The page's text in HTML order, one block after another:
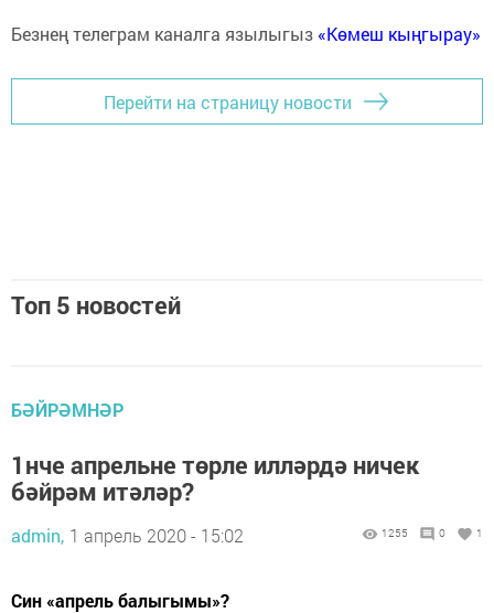
Безнең телеграм каналга язылыгыз «Көмеш кыңгырау»
Перейти на страницу новости
Топ 5 новостей
БӘЙРӘМНӘР
1нче апрельне төрле илләрдә ничек
бәйрәм итәләр?
admin, 1 апрель 2020 - 15:02 1255 0 1
Син «апрель балыгымы»?